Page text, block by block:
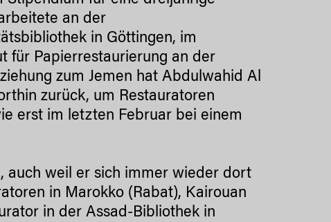
an der
in Göttingen, im
für Papierrestaurierung an der
zum Jemen hat Abdulwahid Al
zurück, um Restauratoren
erst im letzten Februar bei einem
auch weil er sich immer wieder dort
in Marokko (Rabat), Kairouan
in der Assad-Bibliothek in